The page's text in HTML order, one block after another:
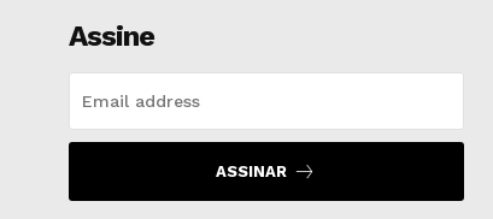
Assine
ASSINAR